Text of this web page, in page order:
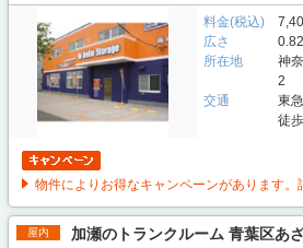
料金(税込)
広さ
所在地
神
2
交通
東
徒
物件によりお得なキャンペーンがあります。
屋内 加瀬のトランクルーム 青葉区あ